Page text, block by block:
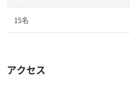
15名
アクセス